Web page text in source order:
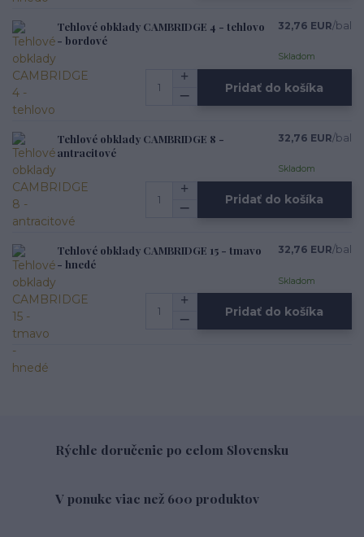
Tehlové obklady CAMBRIDGE 4 - tehlovo
- bordové
32,76 EUR/bal
Skladom
Pridať do košíka
Tehlové obklady CAMBRIDGE 8 -
antracitové
32,76 EUR/bal
Skladom
Pridať do košíka
Tehlové obklady CAMBRIDGE 15 - tmavo
- hnedé
32,76 EUR/bal
Skladom
Pridať do košíka
Rýchle doručenie po celom Slovensku
V ponuke viac než 600 produktov